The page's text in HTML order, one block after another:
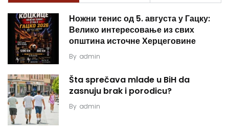
Ножни тенис од 5. августа у Гацку:
Велико интересовање из свих
општина источне Херцеговине
By admin
Šta sprečava mlade u BiH da
zasnuju brak i porodicu?
By admin